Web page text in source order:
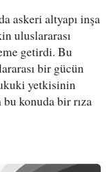
askeri altyapı inşa
uluslararası
getirdi. Bu
bir gücün
yetkisinin
konuda bir rıza